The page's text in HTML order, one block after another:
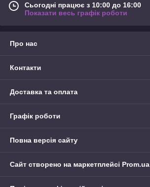
Сьогодні працює з 10:00 до 16:00
Показати весь графік роботи
Про нас
Контакти
Доставка та оплата
Графік роботи
Повна версія сайту
Сайт створено на маркетплейсі Prom.ua